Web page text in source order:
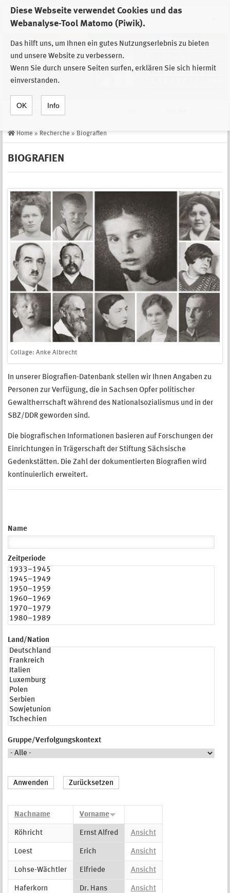
Diese Webseite verwendet Cookies und das
Webanalyse-Tool Matomo (Piwik).
Das hilft uns, um Ihnen ein gutes Nutzungserlebnis zu bieten
und unsere Website zu verbessern.
Wenn Sie durch unsere Seiten surfen, erklären Sie sich hiermit
einverstanden.
OK Info
Zur Auswahl der Einrichtungen der
Stiftung Sächsische Gedenkstätten
Home » Recherche » Biografien
BIOGRAFIEN
Collage: Anke Albrecht
In unserer Biografien-Datenbank stellen wir Ihnen Angaben zu
Personen zur Verfügung, die in Sachsen Opfer politischer
Gewaltherrschaft während des Nationalsozialismus und in der
SBZ/DDR geworden sind.
Die biografischen Informationen basieren auf Forschungen der
Einrichtungen in Trägerschaft der Stiftung Sächsische
Gedenkstätten. Die Zahl der dokumentierten Biografien wird
kontinuierlich erweitert.
Name
Zeitperiode
Land/Nation
Gruppe/Verfolgungskontext
Nachname Vorname
Röhricht Ernst Alfred Ansicht
Loest Erich Ansicht
Lohse-Wächtler Elfriede Ansicht
Haferkorn Dr. Hans Ansicht